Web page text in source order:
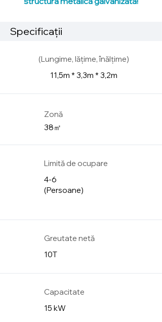
Specificații
(Lungime, lățime, înălțime)
11,5m * 3,3m * 3,2m
Zonă
38㎡
Limită de ocupare
4-6
(Persoane)
Greutate netă
10T
Capacitate
15 kW